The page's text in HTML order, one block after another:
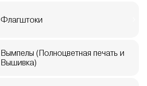
Флагштоки
Вымпелы (Полноцветная печать и
Вышивка)